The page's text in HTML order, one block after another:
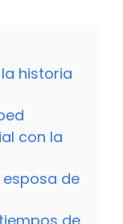
historia
con la
esposa de